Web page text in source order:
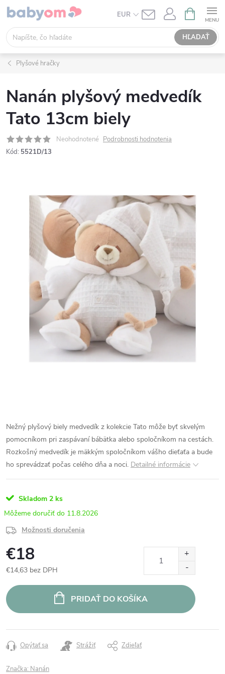
Prejsť
obsah
EUR
HĽADAŤ
KOŠÍK
Plyšové hračky
Nanán plyšový medvedík
Tato 13cm biely
Neohodnotené Podrobnosti hodnotenia
Kód: 5521D/13
Nežný plyšový biely medvedík z kolekcie Tato môže byť skvelým
pomocníkom pri zaspávaní bábätka alebo spoločníkom na cestách.
Rozkošný medvedík je mäkkým spoločníkom vášho dieťaťa a bude
ho sprevádzať počas celého dňa a noci. Detailné informácie
Skladom 2 ks
11.8.2026
Možnosti doručenia
€18
€14,63 bez DPH
cena:
PRIDAŤ DO KOŠÍKA
Opýtať sa Strážiť Zdieľať
Značka: Nanán